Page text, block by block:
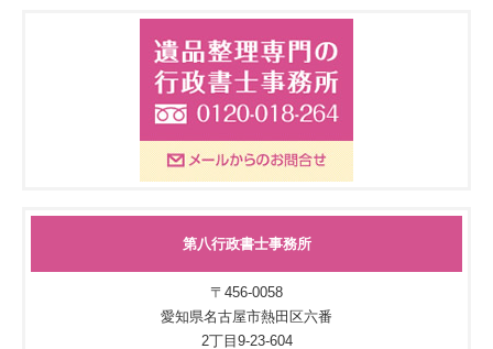
第八行政書士事務所
〒456-0058
愛知県名古屋市熱田区六番
2丁目9-23-604